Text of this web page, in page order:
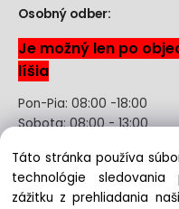
Osobný odber:
Je možný len po
líšia
Pon-Pia: 08:00 -18:00
Sobota: 08:00 - 13:00
Odstúpenie od kúpnej
Táto stránka používa
technológie
zážitku z prehliadania